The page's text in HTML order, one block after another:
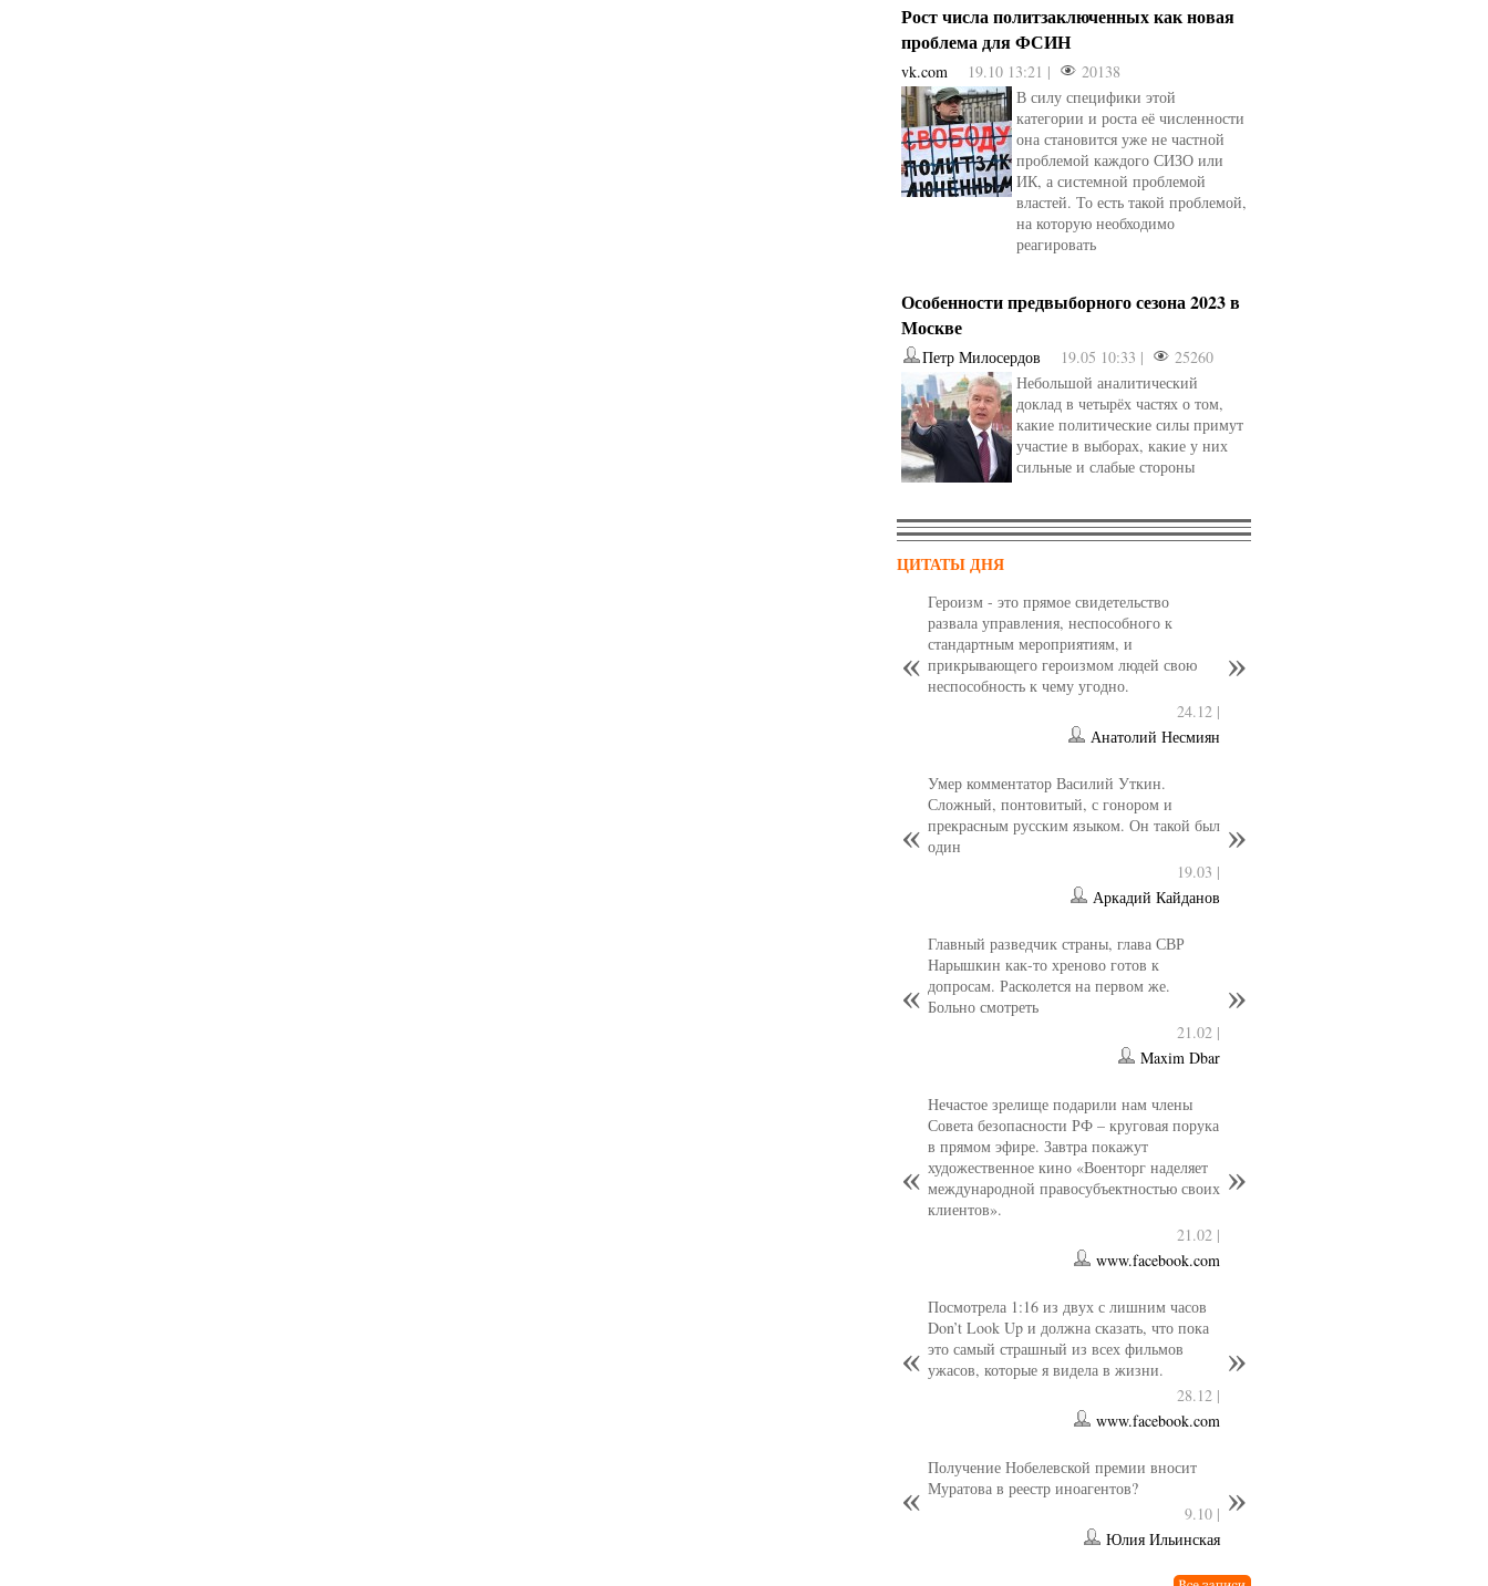
Рост числа политзаключенных как новая
проблема для ФСИН
vk.com 19.10 13:21 |
20138
В силу специфики этой
категории и роста её численности
она становится уже не частной
проблемой каждого СИЗО или
ИК, а системной проблемой
властей. То есть такой проблемой,
на которую необходимо
реагировать
Особенности предвыборного сезона 2023 в
Москве
Петр Милосердов 19.05 10:33 |
25260
Небольшой аналитический
доклад в четырёх частях о том,
какие политические силы примут
участие в выборах, какие у них
сильные и слабые стороны
ЦИТАТЫ ДНЯ
Героизм - это прямое свидетельство
развала управления, неспособного к
стандартным мероприятиям, и
прикрывающего героизмом людей свою
неспособность к чему угодно.
24.12 |
Анатолий Несмиян
Умер комментатор Василий Уткин.
Сложный, понтовитый, с гонором и
прекрасным русским языком. Он такой был
один
19.03 |
Аркадий Кайданов
Главный разведчик страны, глава СВР
Нарышкин как-то хреново готов к
допросам. Расколется на первом же.
Больно смотреть
21.02 |
Maxim Dbar
Нечастое зрелище подарили нам члены
Совета безопасности РФ – круговая порука
в прямом эфире. Завтра покажут
художественное кино «Военторг наделяет
международной правосубъектностью своих
клиентов».
21.02 |
www.facebook.com
Посмотрела 1:16 из двух с лишним часов
Don’t Look Up и должна сказать, что пока
это самый страшный из всех фильмов
ужасов, которые я видела в жизни.
28.12 |
www.facebook.com
Получение Нобелевской премии вносит
Муратова в реестр иноагентов?
9.10 |
Юлия Ильинская